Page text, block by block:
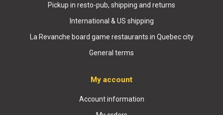
Pickup in resto-pub, shipping and returns
International & US shipping
La Revanche board game restaurants in Quebec city
General terms
My account
Account information